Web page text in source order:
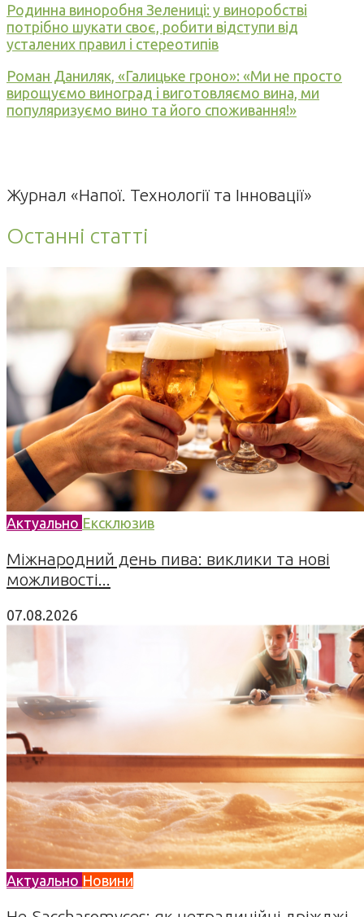
Родинна виноробня Зелениці: у виноробстві
потрібно шукати своє, робити відступи від
усталених правил і стереотипів
Роман Даниляк, «Галицьке гроно»: «Ми не просто
вирощуємо виноград і виготовляємо вина, ми
популяризуємо вино та його споживання!»
Журнал «Напої. Технології та Інновації»
Останні статті
Актуально Ексклюзив
Міжнародний день пива: виклики та нові
можливості...
07.08.2026
Актуально Новини